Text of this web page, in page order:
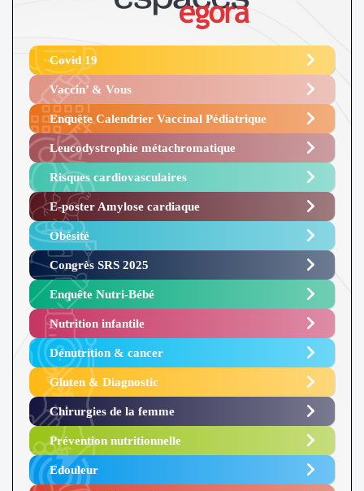
Covid 19
Vaccin’ & Vous
Enquête Calendrier Vaccinal Pédiatrique
Leucodystrophie métachromatique
Risques cardiovasculaires
E-poster Amylose cardiaque ​
Obésité ​
Congrès SRS 2025 ​
Enquête Nutri-Bébé ​
Nutrition infantile
Dénutrition & cancer
Gluten & Diagnostic
Chirurgies de la femme
Prévention nutritionnelle
Edouleur​